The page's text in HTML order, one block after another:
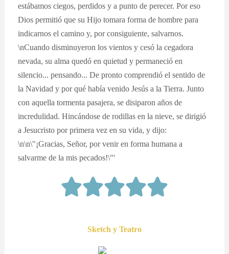
estábamos ciegos, perdidos y a punto de perecer. Por eso
Dios permitió que su Hijo tomara forma de hombre para
indicarnos el camino y, por consiguiente, salvarnos.
\nCuando disminuyeron los vientos y cesó la cegadora
nevada, su alma quedó en quietud y permaneció en
silencio... pensando... De pronto comprendió el sentido de
la Navidad y por qué había venido Jesús a la Tierra. Junto
con aquella tormenta pasajera, se disiparon años de
incredulidad. Hincándose de rodillas en la nieve, se dirigió
a Jesucristo por primera vez en su vida, y dijo:
\n\n\"¡Gracias, Señor, por venir en forma humana a
salvarme de la mis pecados!\"'
Sketch y Teatro